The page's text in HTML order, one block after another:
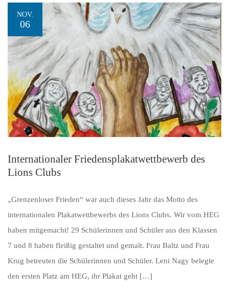
NOV.
06
Internationaler Friedensplakatwettbewerb des
Lions Clubs
„Grenzenloser Frieden“ war auch dieses Jahr das Motto des
internationalen Plakatwettbewerbs des Lions Clubs. Wir vom HEG
haben mitgemacht! 29 Schülerinnen und Schüler aus den Klassen
7 und 8 haben fleißig gestaltet und gemalt. Frau Baltz und Frau
Krug betreuten die Schülerinnen und Schüler. Leni Nagy belegte
den ersten Platz am HEG, ihr Plakat geht […]